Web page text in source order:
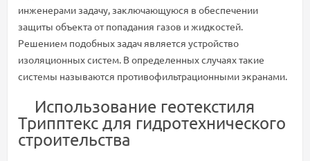
инженерами задачу, заключающуюся в обеспечении
защиты объекта от попадания газов и жидкостей.
Решением подобных задач является устройство
изоляционных систем. В определенных случаях такие
системы называются противофильтрационными экранами.
Использование геотекстиля
Трипптекс для гидротехнического
строительства